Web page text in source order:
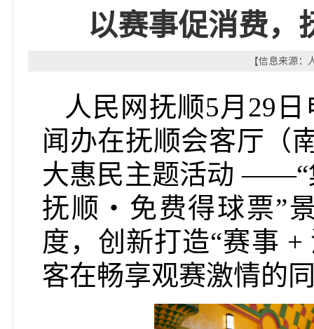
以赛事促消费
【信息来源
人民网抚顺5月29
闻办在抚顺会客厅（
大惠民主题活动 ——“
抚顺・免费得球票”
度，创新打造“赛事
客在畅享观赛激情的